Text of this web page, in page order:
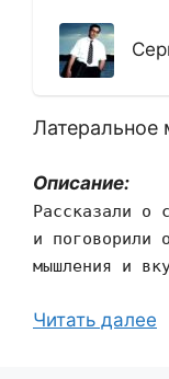
Описание:
Рассказали о
и поговорили
мышления и
Читать далее